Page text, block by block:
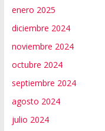
enero 2025
diciembre 2024
noviembre 2024
octubre 2024
septiembre 2024
agosto 2024
julio 2024